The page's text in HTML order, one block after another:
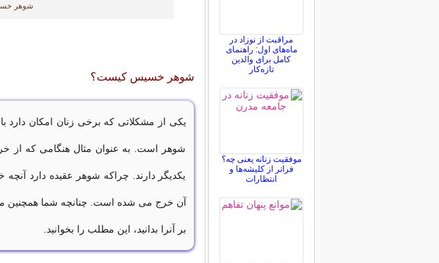
شوهر
شوهر خسیس کیست؟
یکی از مشکلاتی که برخی زنان امکان دارد
شوهر است. به عنوان مثال هنگامی که از
یکدیگر دارند. چرا‌که شوهر عقیده دارد
آن خرج می شده است. چنانچه شما همچنین
بر آنرا بدانید، این مطلب را بخوانید.
مراقبت از نوزاد در
ماه‌های اول: راهنمای
کامل برای والدین
تازه‌کار
موفقیت زنانه یعنی چه؟
فراتر از کلیشه‌ها و
انتظارات